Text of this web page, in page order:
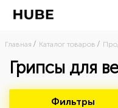
Главная Каталог товаров
Грипсы для
Фильтры